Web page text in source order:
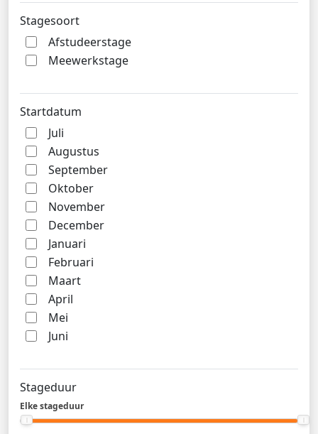
Stagesoort
Afstudeerstage
Meewerkstage
Startdatum
Juli
Augustus
September
Oktober
November
December
Januari
Februari
Maart
April
Mei
Juni
Stageduur
Elke stageduur